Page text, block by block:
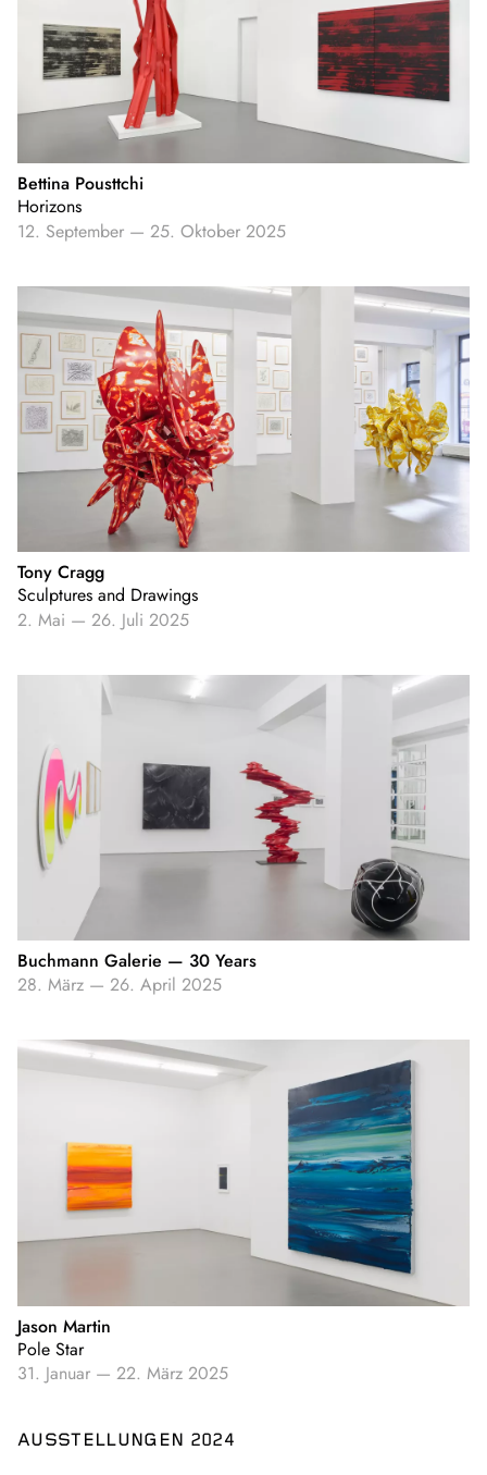
Bettina Pousttchi
Horizons
12. September — 25. Oktober 2025
Tony Cragg
Sculptures and Drawings
2. Mai — 26. Juli 2025
Buchmann Galerie — 30 Years
28. März — 26. April 2025
Jason Martin
Pole Star
31. Januar — 22. März 2025
AUSSTELLUNGEN 2024